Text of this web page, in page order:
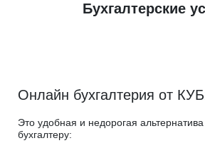
Бухгалтерские
Онлайн бухгалтерия от
Это удобная и недорогая
бухгалтеру: